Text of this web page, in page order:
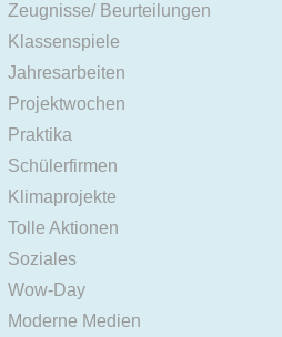
Zeugnisse/ Beurteilungen
Klassenspiele
Jahresarbeiten
Projektwochen
Praktika
Schülerfirmen
Klimaprojekte
Tolle Aktionen
Soziales
Wow-Day
Moderne Medien